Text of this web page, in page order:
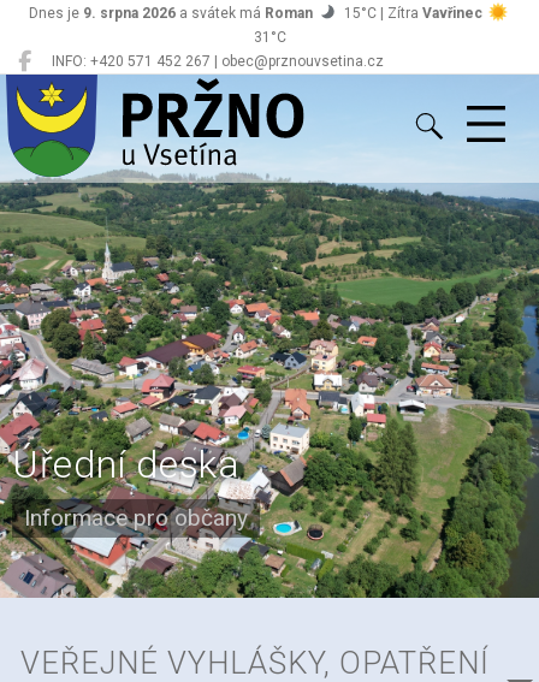
INFO: +420 571 452 267 | obec@prznouvsetina.cz
Dnes je 9. srpna 2026 a svátek má Roman 15°C | Zítra Vavřinec
31°C
Pržno
Úřední deska
Informace pro občany
VEŘEJNÉ VYHLÁŠKY, OPATŘENÍ